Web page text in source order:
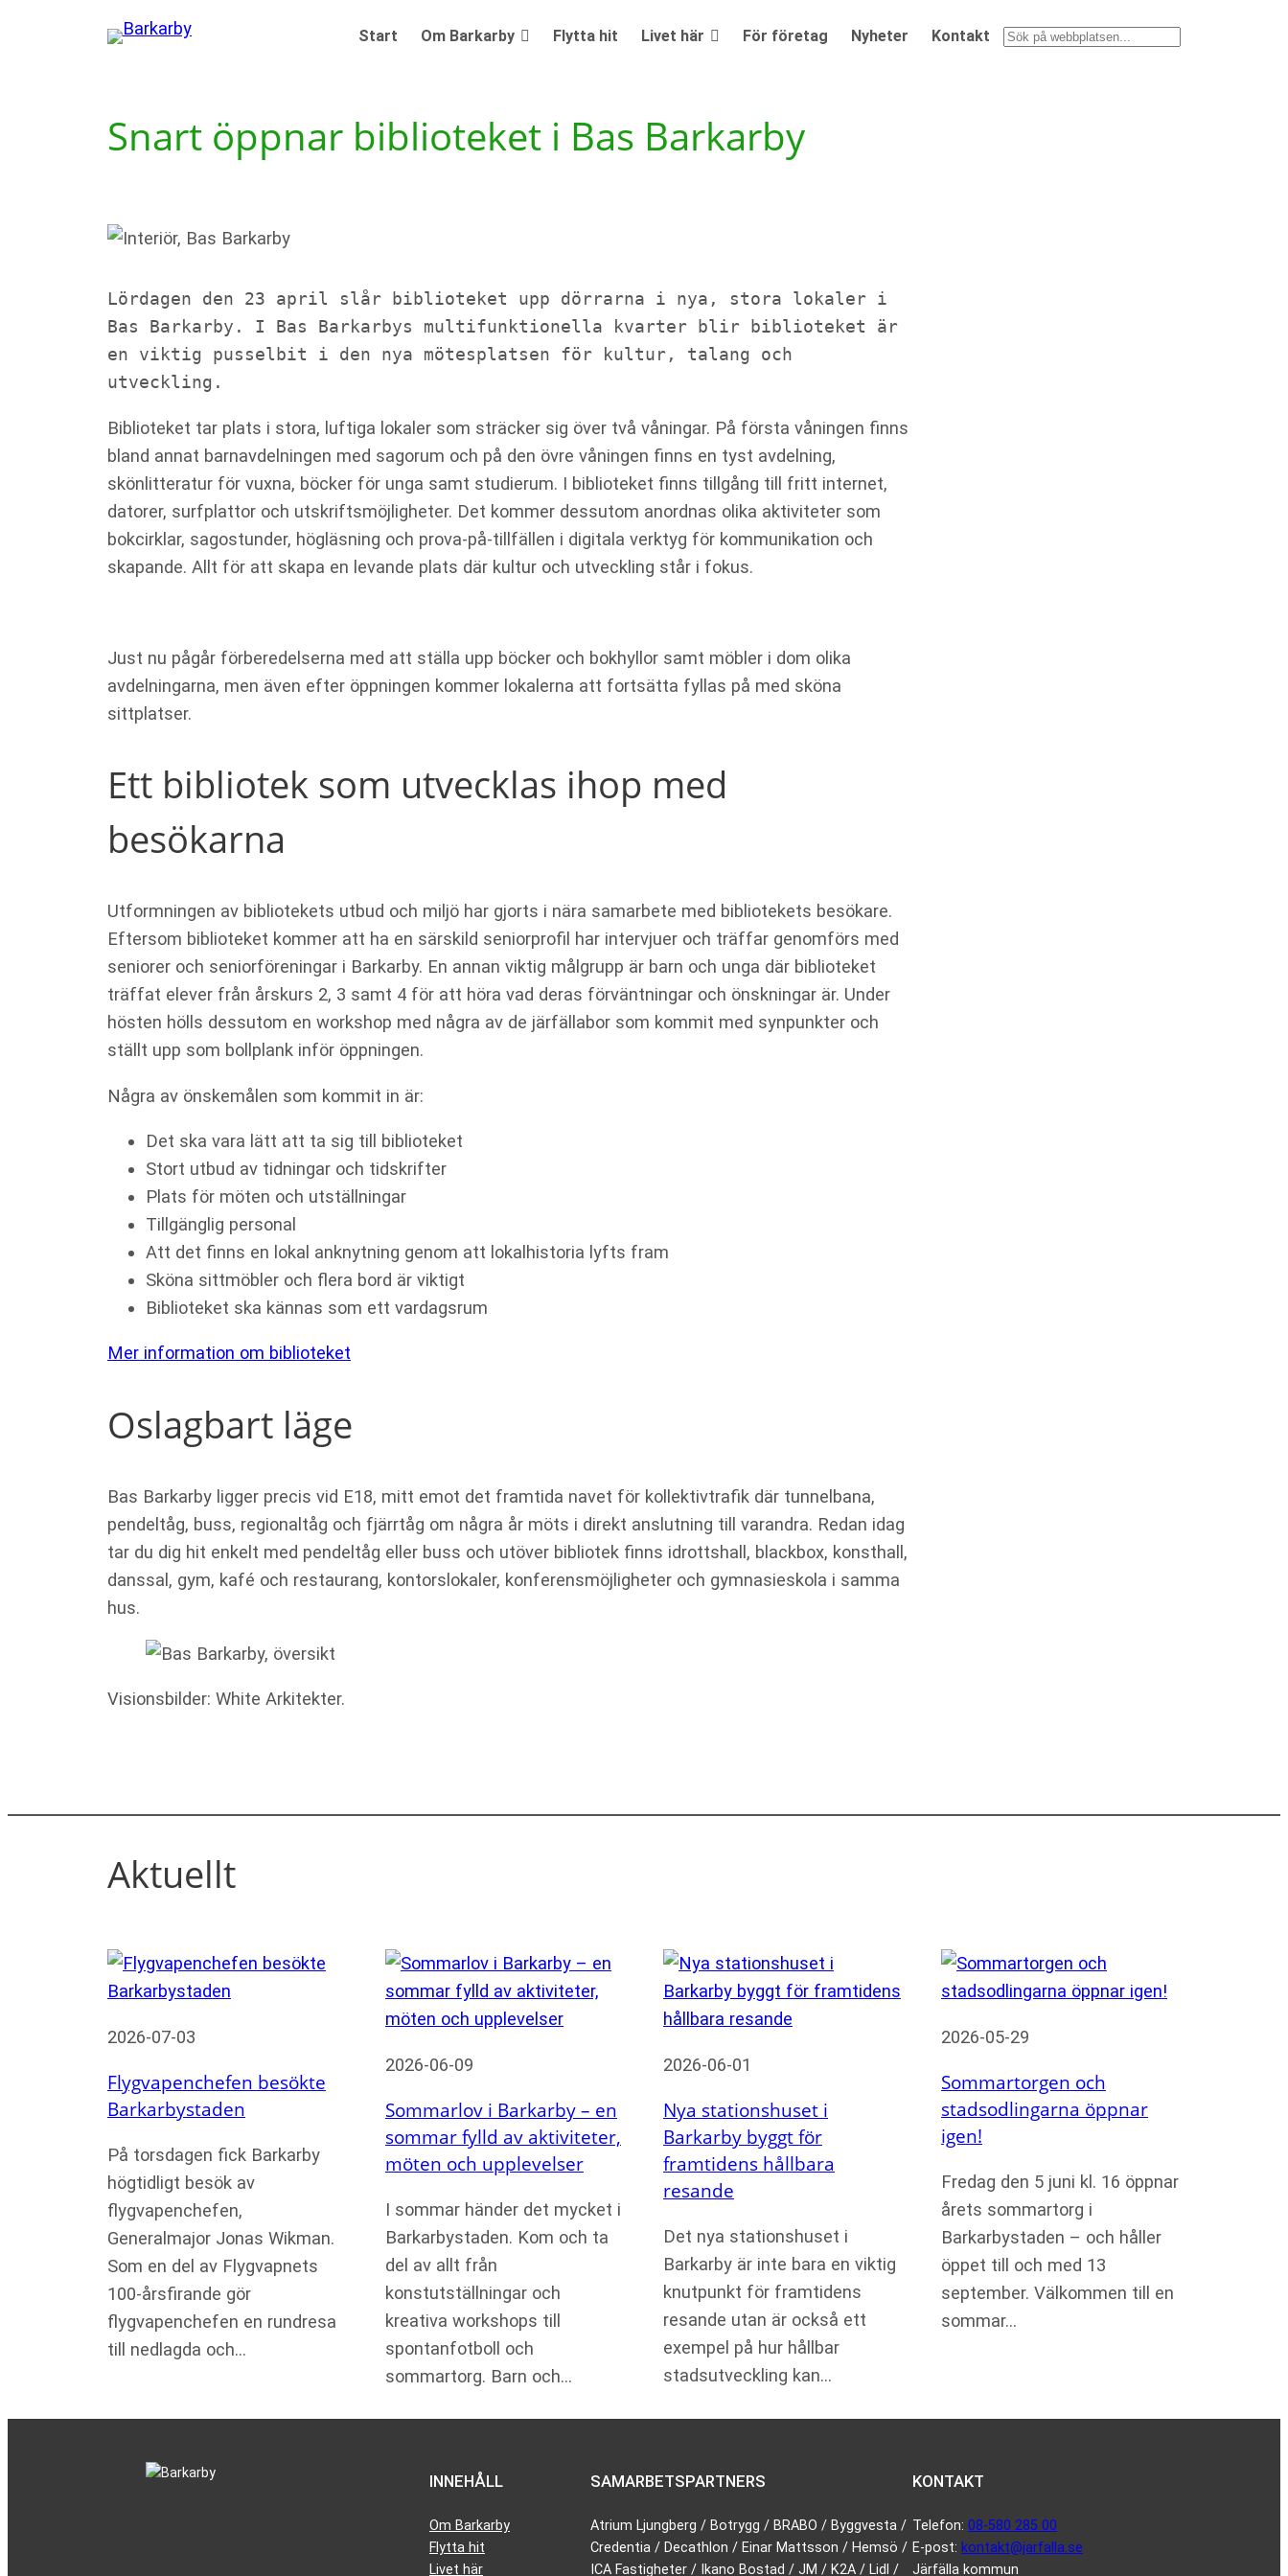
Start Om Barkarby Flytta hit Livet här För företag Nyheter Kontakt Sök
Snart öppnar biblioteket i Bas Barkarby
Lördagen den 23 april slår biblioteket upp dörrarna i nya, stora lokaler i
Bas Barkarby. I Bas Barkarbys multifunktionella kvarter blir biblioteket är
en viktig pusselbit i den nya mötesplatsen för kultur, talang och
utveckling.
Biblioteket tar plats i stora, luftiga lokaler som sträcker sig över två våningar. På första våningen finns
bland annat barnavdelningen med sagorum och på den övre våningen finns en tyst avdelning,
skönlitteratur för vuxna, böcker för unga samt studierum. I biblioteket finns tillgång till fritt internet,
datorer, surfplattor och utskriftsmöjligheter. Det kommer dessutom anordnas olika aktiviteter som
bokcirklar, sagostunder, högläsning och prova-på-tillfällen i digitala verktyg för kommunikation och
skapande. Allt för att skapa en levande plats där kultur och utveckling står i fokus.
Just nu pågår förberedelserna med att ställa upp böcker och bokhyllor samt möbler i dom olika
avdelningarna, men även efter öppningen kommer lokalerna att fortsätta fyllas på med sköna
sittplatser.
Ett bibliotek som utvecklas ihop med
besökarna
Utformningen av bibliotekets utbud och miljö har gjorts i nära samarbete med bibliotekets besökare.
Eftersom biblioteket kommer att ha en särskild seniorprofil har intervjuer och träffar genomförs med
seniorer och seniorföreningar i Barkarby. En annan viktig målgrupp är barn och unga där biblioteket
träffat elever från årskurs 2, 3 samt 4 för att höra vad deras förväntningar och önskningar är. Under
hösten hölls dessutom en workshop med några av de järfällabor som kommit med synpunkter och
ställt upp som bollplank inför öppningen.
Några av önskemålen som kommit in är:
Det ska vara lätt att ta sig till biblioteket
Stort utbud av tidningar och tidskrifter
Plats för möten och utställningar
Tillgänglig personal
Att det finns en lokal anknytning genom att lokalhistoria lyfts fram
Sköna sittmöbler och flera bord är viktigt
Biblioteket ska kännas som ett vardagsrum
Mer information om biblioteket
Oslagbart läge
Bas Barkarby ligger precis vid E18, mitt emot det framtida navet för kollektivtrafik där tunnelbana,
pendeltåg, buss, regionaltåg och fjärrtåg om några år möts i direkt anslutning till varandra. Redan idag
tar du dig hit enkelt med pendeltåg eller buss och utöver bibliotek finns idrottshall, blackbox, konsthall,
danssal, gym, kafé och restaurang, kontorslokaler, konferensmöjligheter och gymnasieskola i samma
hus.
Visionsbilder: White Arkitekter.
Aktuellt
2026-07-03
Flygvapenchefen besökte
Barkarbystaden
På torsdagen fick Barkarby
högtidligt besök av
flygvapenchefen,
Generalmajor Jonas Wikman.
Som en del av Flygvapnets
100-årsfirande gör
flygvapenchefen en rundresa
till nedlagda och…
2026-06-09
Sommarlov i Barkarby – en
sommar fylld av aktiviteter,
möten och upplevelser
I sommar händer det mycket i
Barkarbystaden. Kom och ta
del av allt från
konstutställningar och
kreativa workshops till
spontanfotboll och
sommartorg. Barn och…
2026-06-01
Nya stationshuset i
Barkarby byggt för
framtidens hållbara
resande
Det nya stationshuset i
Barkarby är inte bara en viktig
knutpunkt för framtidens
resande utan är också ett
exempel på hur hållbar
stadsutveckling kan…
2026-05-29
Sommartorgen och
stadsodlingarna öppnar
igen!
Fredag den 5 juni kl. 16 öppnar
årets sommartorg i
Barkarbystaden – och håller
öppet till och med 13
september. Välkommen till en
sommar…
INNEHÅLL
Om Barkarby
Flytta hit
Livet här
SAMARBETSPARTNERS
Atrium Ljungberg / Botrygg / BRABO / Byggvesta /
Credentia / Decathlon / Einar Mattsson / Hemsö /
ICA Fastigheter / Ikano Bostad / JM / K2A / Lidl /
KONTAKT
Telefon: 08-580 285 00
E-post: kontakt@jarfalla.se
Järfälla kommun
Nödvändiga
Dessa kakor
välja bort. De
behövs för
För att vi ska
hemsidans
funktionalitet
prestera så
Om du nekar
kommer viss
funktionalitet
att försvinna
Marknadsföring
intressen och ditt